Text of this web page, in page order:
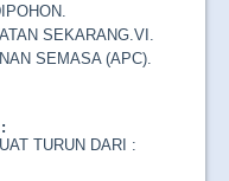
SEKARANG.VI.
SEMASA (APC).
TURUN DARI :